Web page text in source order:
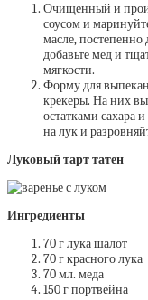
Очищенный и
соусом и
масле, постепенно
добавьте мед и
мягкости.
Форму для
крекеры. На них
остатками сахара
на лук и
Луковый тарт татен
Ингредиенты
70 г лука шалот
70 г красного лука
70 мл. меда
150 г портвейна